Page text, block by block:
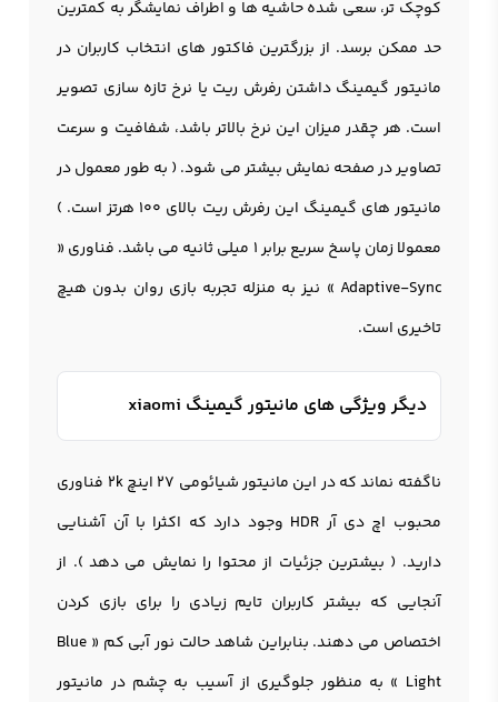
کوچک تر، سعی شده حاشیه ها و اطراف نمایشگر به کمترین
حد ممکن برسد. از بزرگترین فاکتور های انتخاب کاربران در
مانيتور گیمینگ داشتن رفرش ریت یا نرخ تازه سازی تصویر
است. هر چقدر میزان این نرخ بالاتر باشد، شفافیت و سرعت
تصاویر در صفحه نمایش بیشتر می شود. ( به طور معمول در
مانيتور های گیمینگ این رفرش ریت بالای 100 هرتز است. )
معمولا زمان پاسخ سریع برابر 1 میلی ثانیه می باشد. فناوری «
Adaptive-Sync » نیز به منزله تجربه بازی روان بدون هیچ
تاخیری است.
دیگر ویژگی های مانيتور گيمينگ xiaomi
ناگفته نماند که در این مانیتور شیائومی 27 اینچ 2k فناوری
محبوب اچ دی آر HDR وجود دارد که اکثرا با آن آشنایی
دارید. ( بیشترین جزئیات از محتوا را نمایش می دهد ). از
آنجایی که بیشتر کاربران تایم زیادی را برای بازی کردن
اختصاص می دهند. بنابراین شاهد حالت نور آبی کم « Blue
Light » به منظور جلوگیری از آسیب به چشم در مانیتور